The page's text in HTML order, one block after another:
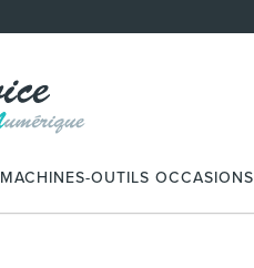
MACHINES-OUTILS OCCASIONS